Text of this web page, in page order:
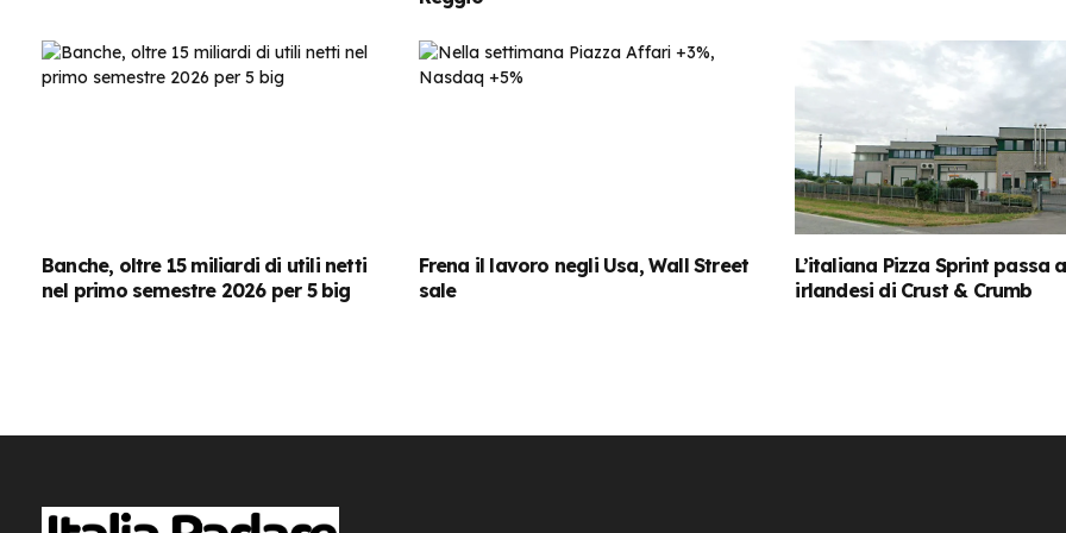
Banche, oltre 15 miliardi di utili netti
nel primo semestre 2026 per 5 big
Frena il lavoro negli Usa, Wall Street
sale
L’italiana Pizza Sprint passa
irlandesi di Crust & Crumb